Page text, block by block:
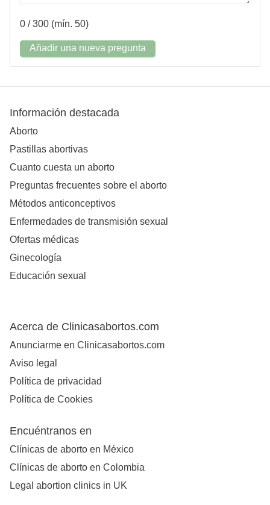
0 / 300 (mín. 50)
Añadir una nueva pregunta
Información destacada
Aborto
Pastillas abortivas
Cuanto cuesta un aborto
Preguntas frecuentes sobre el aborto
Métodos anticonceptivos
Enfermedades de transmisión sexual
Ofertas médicas
Ginecología
Educación sexual
Acerca de Clinicasabortos.com
Anunciarme en Clinicasabortos.com
Aviso legal
Política de privacidad
Política de Cookies
Encuéntranos en
Clínicas de aborto en México
Clínicas de aborto en Colombia
Legal abortion clinics in UK